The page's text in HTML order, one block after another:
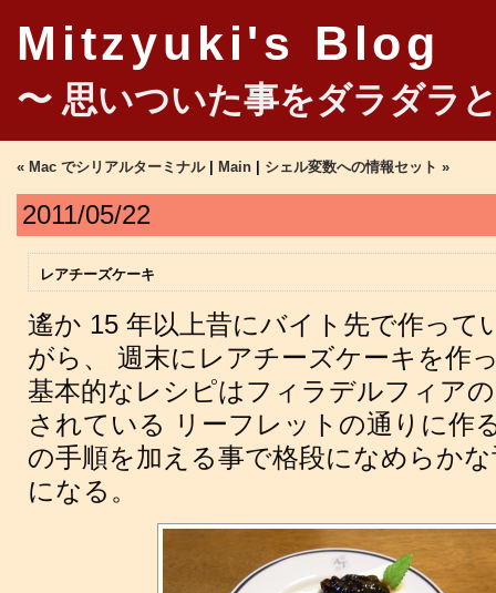
Mitzyuki's Blog
〜 思いついた事をダラダラ
« Mac でシリアルターミナル| Main シェル変数への情報セット »
2011/05/22
レアチーズケーキ
遙か 15 年以上昔にバイト先で作って
がら、 週末にレアチーズケーキを作
基本的なレシピはフィラデルフィア
されている リーフレットの通りに作
の手順を加える事で格段になめらか
になる。